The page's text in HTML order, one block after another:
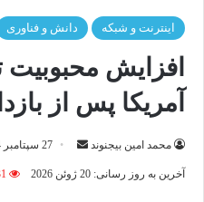
اینترنت و شبکه دانش و فناوری
افزایش محبوبیت
آمریکا پس از
محمد امین بیجنوند
ارسال27 سپتامبر 2024
آخرین به روز رسانی: 20 ژوئن 2026